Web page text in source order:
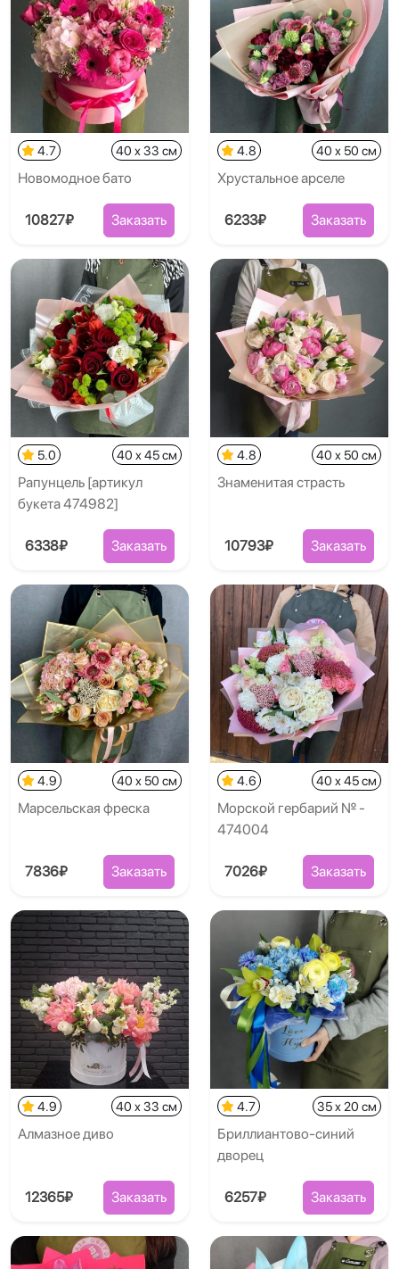
4.7 40 x 33 см
Новомодное бато
10827₽ Заказать
4.8 40 x 50 см
Хрустальное арселе
6233₽ Заказать
5.0 40 x 45 см
Рапунцель [артикул
букета 474982]
6338₽ Заказать
4.8 40 x 50 см
Знаменитая страсть
10793₽ Заказать
4.9 40 x 50 см
Марсельская фреска
7836₽ Заказать
4.6 40 x 45 см
Морской гербарий № -
474004
7026₽ Заказать
4.9 40 x 33 см
Алмазное диво
12365₽ Заказать
4.7 35 x 20 см
Бриллиантово-синий
дворец
6257₽ Заказать